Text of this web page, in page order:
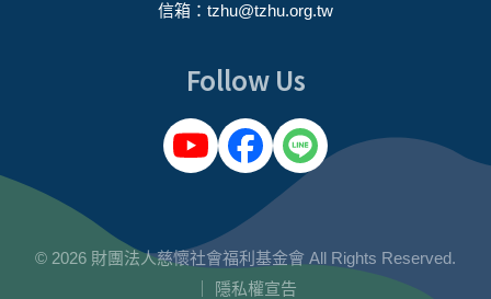
信箱： tzhu@tzhu.org.tw
Follow Us
© 2026 財團法人慈懷社會福利基金會 All Rights Reserved.
隱私權宣告